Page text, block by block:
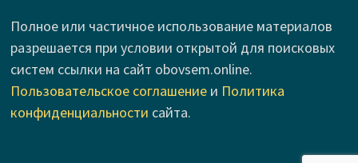
Полное или частичное использование материалов
разрешается при условии открытой для поисковых
систем ссылки на сайт obovsem.online.
Пользовательское соглашениеи Политика
конфиденциальности сайта.